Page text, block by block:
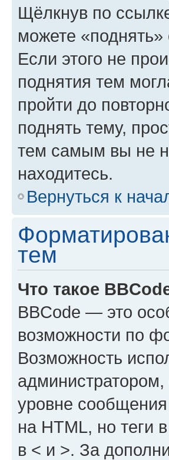
Щёлкнув по
можете
Если этого не
поднятия тем
пройти до
поднять тему,
тем самым вы не
находитесь.
Вернуться к
тем
Что такое
BBCode — это
возможности по
Возможность
уровне
на HTML, но теги
в < и >. За